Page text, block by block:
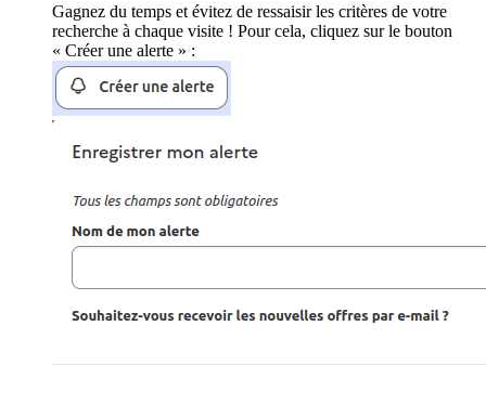
Gagnez du temps et évitez de ressaisir les critères de votre
recherche à chaque visite ! Pour cela, cliquez sur le bouton
« Créer une alerte » :